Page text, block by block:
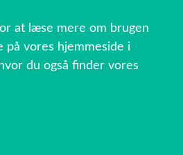
at læse mere om brugen
på vores hjemmeside i
du også finder vores